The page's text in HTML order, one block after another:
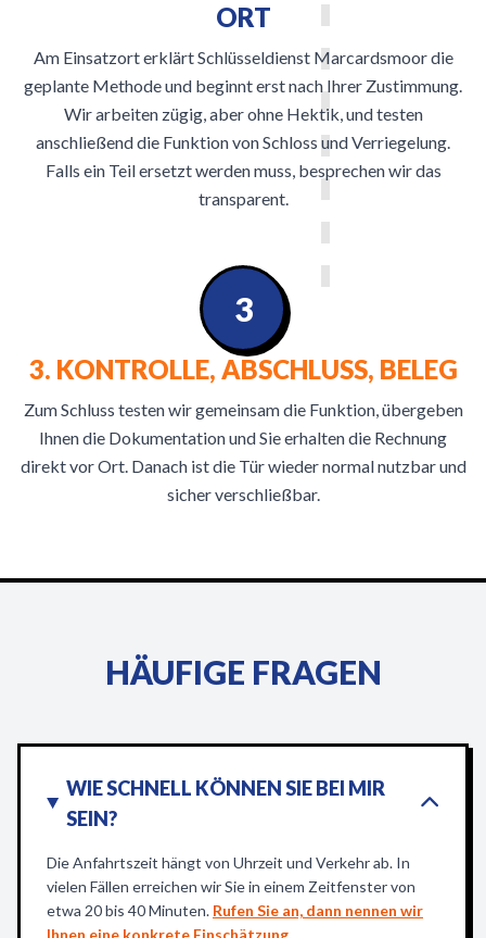
ORT
Am Einsatzort erklärt Schlüsseldienst Marcardsmoor die
geplante Methode und beginnt erst nach Ihrer Zustimmung.
Wir arbeiten zügig, aber ohne Hektik, und testen
anschließend die Funktion von Schloss und Verriegelung.
Falls ein Teil ersetzt werden muss, besprechen wir das
transparent.
3. KONTROLLE, ABSCHLUSS, BELEG
Zum Schluss testen wir gemeinsam die Funktion, übergeben
Ihnen die Dokumentation und Sie erhalten die Rechnung
direkt vor Ort. Danach ist die Tür wieder normal nutzbar und
sicher verschließbar.
3
HÄUFIGE FRAGEN
WIE SCHNELL KÖNNEN SIE BEI MIR
SEIN?
Die Anfahrtszeit hängt von Uhrzeit und Verkehr ab. In
vielen Fällen erreichen wir Sie in einem Zeitfenster von
etwa 20 bis 40 Minuten. Rufen Sie an, dann nennen wir
Ihnen eine konkrete Einschätzung.